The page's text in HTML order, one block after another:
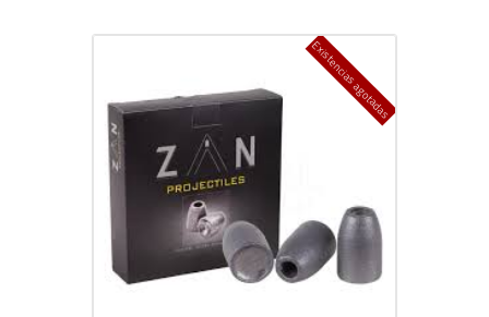
Existencias agotadas